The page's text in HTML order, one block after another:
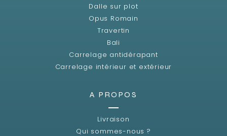
Dalle sur plot
Opus Romain
Travertin
Bali
Carrelage antidérapant
Carrelage intérieur et extérieur
A PROPOS
Livraison
Qui sommes-nous ?